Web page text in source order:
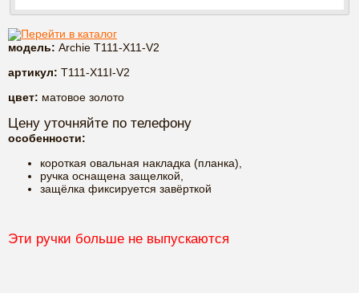
Перейти в каталог
модель: Archie T111-X11-V2
артикул: T111-X11I-V2
цвет: матовое золото
Цену уточняйте по телефону
особенности:
короткая овальная накладка (планка),
ручка оснащена защелкой,
защёлка фиксируется завёрткой
Эти ручки больше не выпускаются